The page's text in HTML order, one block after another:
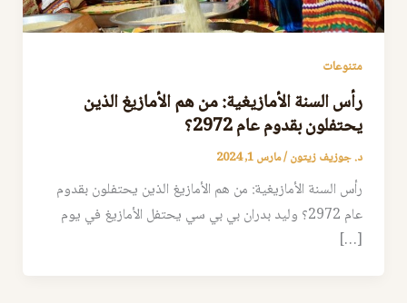
متنوعات
رأس السنة الأمازيغية: من هم الأمازيغ الذين
يحتفلون بقدوم عام 2972؟
د. جوزيف زيتون/مارس 1, 2024
رأس السنة الأمازيغية: من هم الأمازيغ الذين يحتفلون بقدوم
عام 2972؟ وليد بدران بي بي سي يحتفل الأمازيغ في يوم
[…]